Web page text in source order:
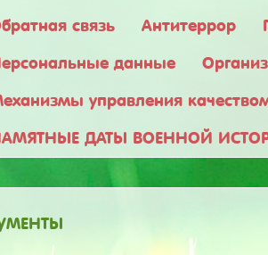
связь
Антитеррор
данные
управления
ДАТЫ ВОЕННОЙ